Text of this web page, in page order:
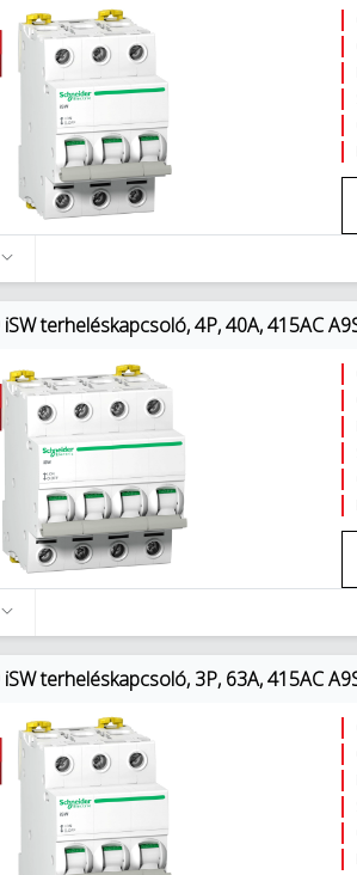
iSW terheléskapcsoló, 4P, 40A, 415AC
iSW terheléskapcsoló, 3P, 63A, 415AC